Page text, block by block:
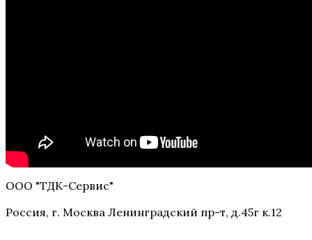
ООО "ТДК-Сервис"
Россия, г. Москва Ленинградский пр-т, д.45г к.12